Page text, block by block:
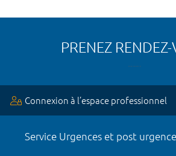
PRENEZ
Connexion à l’espace professionnel
Service Urgences et post